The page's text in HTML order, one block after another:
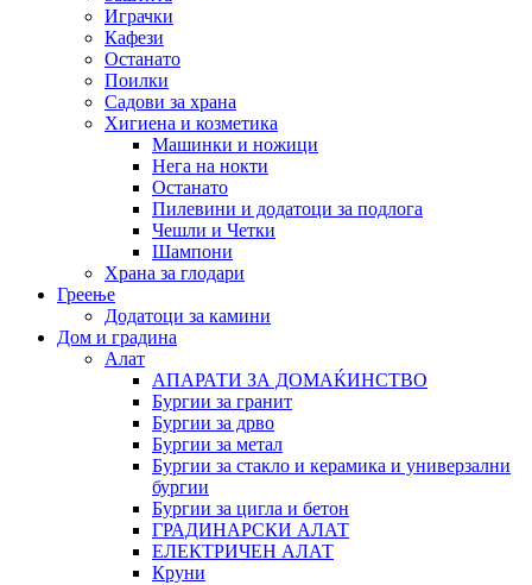
Играчки
Кафези
Останато
Поилки
Садови за храна
Хигиена и козметика
Машинки и ножици
Нега на нокти
Останато
Пилевини и додатоци за подлога
Чешли и Четки
Шампони
Храна за глодари
Греење
Додатоци за камини
Дом и градина
Алат
АПАРАТИ ЗА ДОМАЌИНСТВО
Бургии за гранит
Бургии за дрво
Бургии за метал
Бургии за стакло и керамика и универзални
бургии
Бургии за цигла и бетон
ГРАДИНАРСКИ АЛАТ
ЕЛЕКТРИЧЕН АЛАТ
Круни